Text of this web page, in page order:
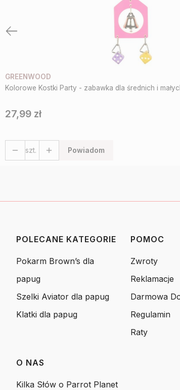
GREENWOOD
Kolorowe Kostki Party - zabawka dla średnich i
Cena
27,99 zł
szt. Powiadom
Linki w stopce
POLECANE KATEGORIE
Pokarm Brown’s dla
papug
Szelki Aviator dla papug
Klatki dla papug
POMOC
Zwroty
Reklamacje
Darmowa
Regulamin
Raty
O NAS
Kilka Słów o Parrot Planet